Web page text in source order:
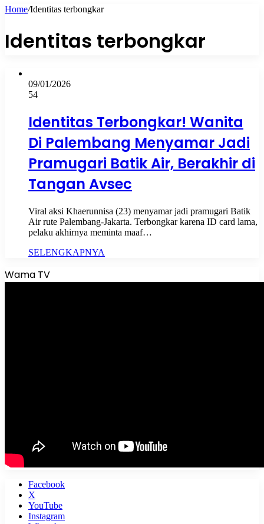
Home/Identitas terbongkar
Identitas terbongkar
09/01/2026
54
Identitas Terbongkar! Wanita
Di Palembang Menyamar Jadi
Pramugari Batik Air, Berakhir di
Tangan Avsec
Viral aksi Khaerunnisa (23) menyamar jadi pramugari Batik
Air rute Palembang-Jakarta. Terbongkar karena ID card lama,
pelaku akhirnya meminta maaf…
SELENGKAPNYA
Wama TV
Facebook
X
YouTube
Instagram